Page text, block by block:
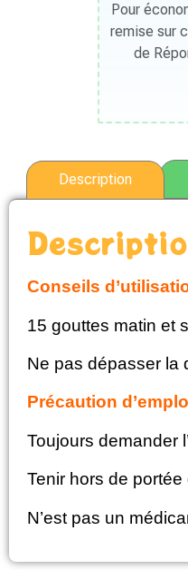
Pour
remise sur
de
Description
Conseils
15 gouttes matin et
Ne pas dépasser la
Précaution
Toujours demander
Tenir hors de
N’est pas un